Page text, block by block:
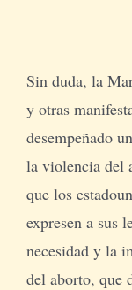
Sin duda, la
y otras
desempeñado
la violencia del
que los
expresen a sus
necesidad y la
del aborto, que